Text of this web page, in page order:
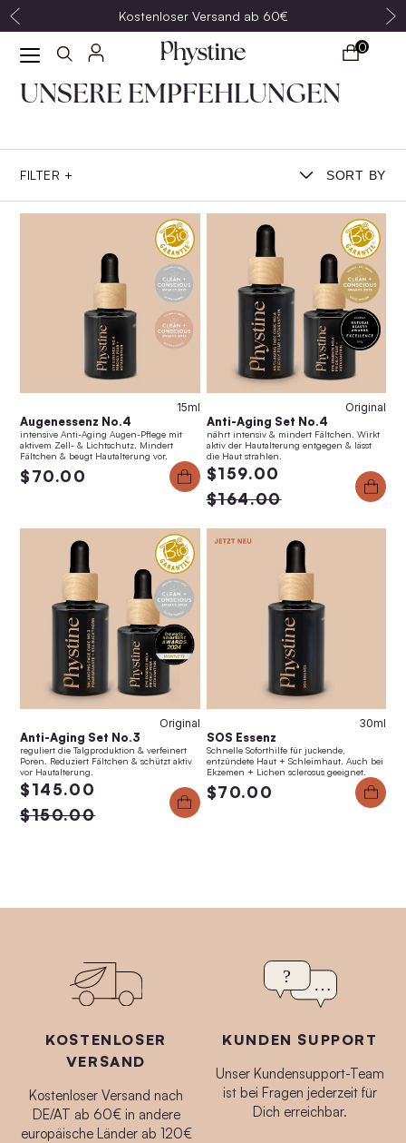
Kostenloser Versand ab 60€
Anti-Aging Set No.4
$159.00
Anti-Aging Set No.3
0
UNSERE EMPFEHLUNGEN
FILTER + SORT BY
15ml
Augenessenz No.4
intensive Anti-Aging Augen-Pflege mit
aktivem Zell- & Lichtschutz. Mindert
Fältchen & beugt Hautalterung vor.
$70.00
Original
Anti-Aging Set No.4
nährt intensiv & mindert Fältchen. Wirkt
aktiv der Hautalterung entgegen & lässt
die Haut strahlen.
$159.00
$164.00
Original
Anti-Aging Set No.3
reguliert die Talgproduktion & verfeinert
Poren. Reduziert Fältchen & schützt aktiv
vor Hautalterung.
$145.00
$150.00
30ml
SOS Essenz
Schnelle Soforthilfe für juckende,
entzündete Haut + Schleimhaut. Auch bei
Ekzemen + Lichen sclerosus geeignet.
$70.00
KOSTENLOSER
VERSAND
Kostenloser Versand nach
DE/AT ab 60€ in andere
europäische Länder ab 120€
KUNDEN SUPPORT
Unser Kundensupport-Team
ist bei Fragen jederzeit für
Dich erreichbar.